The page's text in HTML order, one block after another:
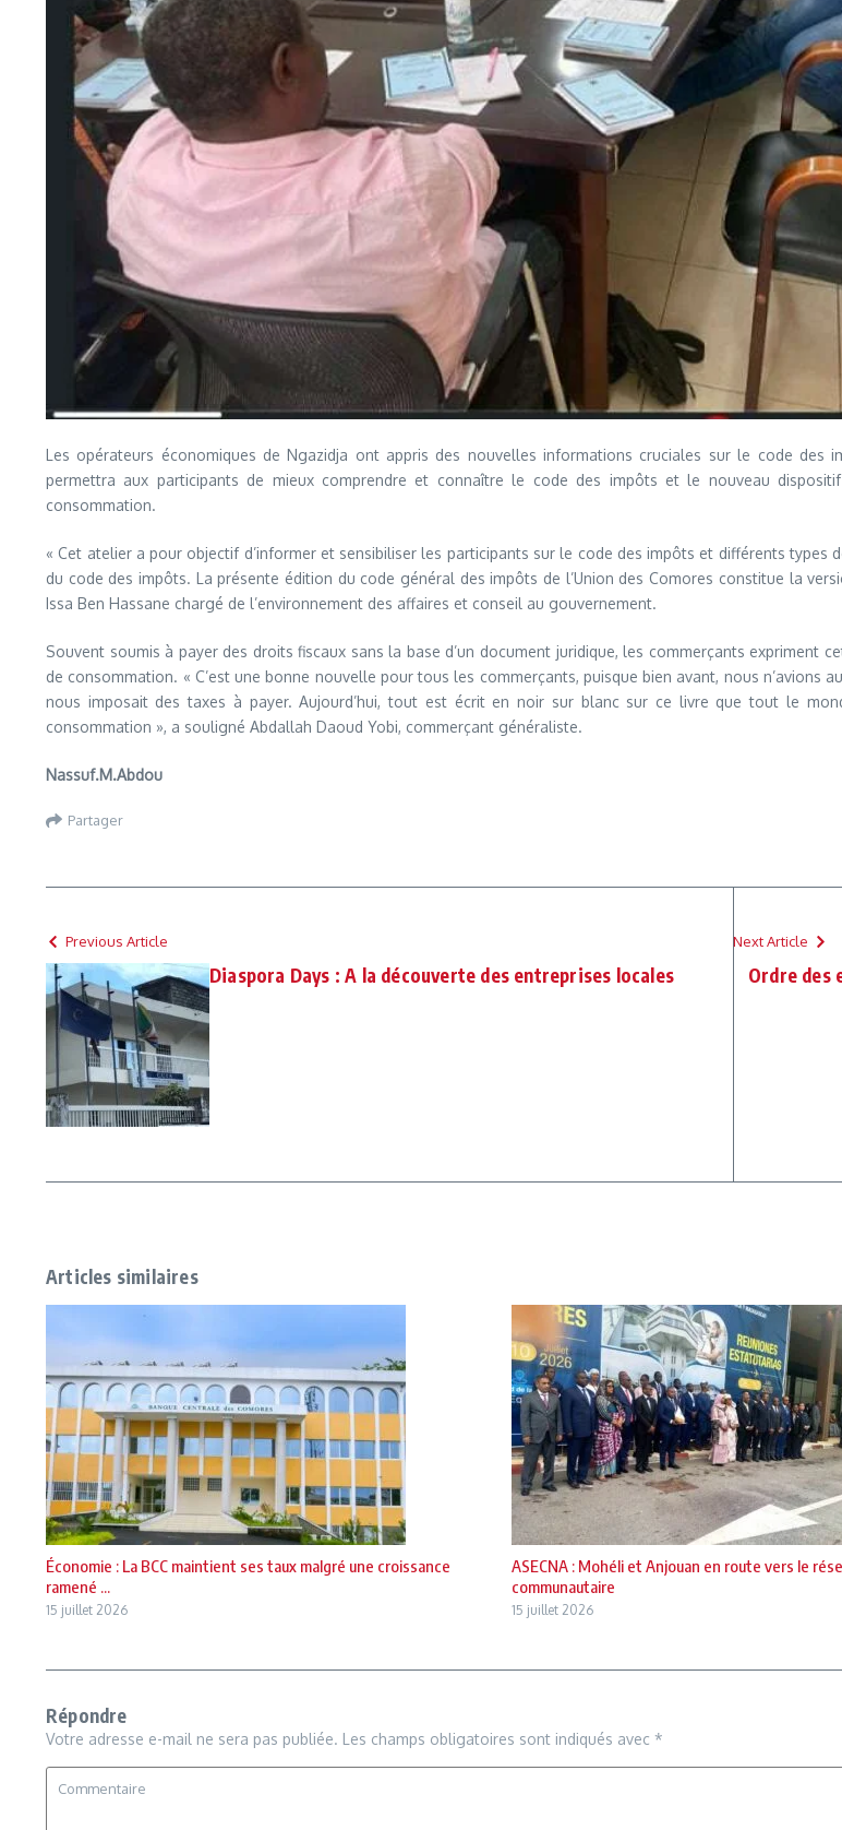
Les opérateurs économiques de Ngazidja ont appris des nouvelles informations cruciales sur le code des
permettra aux participants de mieux comprendre et connaître le code des impôts et le nouveau
consommation.
« Cet atelier a pour objectif d’informer et sensibiliser les participants sur le code des impôts et différents
du code des impôts. La présente édition du code général des impôts de l’Union des Comores constitue la
Issa Ben Hassane chargé de l’environnement des affaires et conseil au gouvernement.
Souvent soumis à payer des droits fiscaux sans la base d’un document juridique, les commerçants
de consommation. « C’est une bonne nouvelle pour tous les commerçants, puisque bien avant, nous
nous imposait des taxes à payer. Aujourd’hui, tout est écrit en noir sur blanc sur ce livre que tout le
consommation », a souligné Abdallah Daoud Yobi, commerçant généraliste.
Nassuf.M.Abdou
Partager
Previous Article
Diaspora Days : A la découverte des entreprises locales
Next Article
Ordre des
Articles similaires
Économie : La BCC maintient ses taux malgré une croissance
ramené ...
15 juillet 2026
ASECNA : Mohéli et Anjouan en route vers le
communautaire
15 juillet 2026
Répondre
Votre adresse e-mail ne sera pas publiée. Les champs obligatoires sont indiqués avec *